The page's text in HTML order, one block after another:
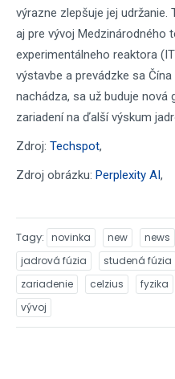
výrazne zlepšuje jej
aj pre vývoj Medzinárodného
experimentálneho reaktora
výstavbe a prevádzke sa
nachádza, sa už buduje nová
zariadení na ďalší výskum
Zdroj: Techspot,
Zdroj obrázku: Perplexity AI,
Tagy novinka new news
jadrová fúzia
studená fúzia
zariadenie
celzius fyzika
vývoj